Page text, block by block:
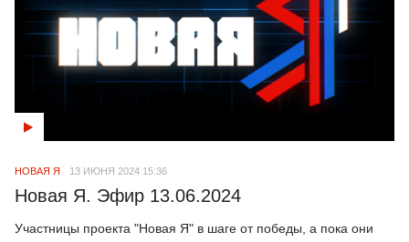
НОВАЯ Я 13 ИЮНЯ 2024 15:36
Новая Я. Эфир 13.06.2024
Участницы проекта "Новая Я" в шаге от победы, а пока они